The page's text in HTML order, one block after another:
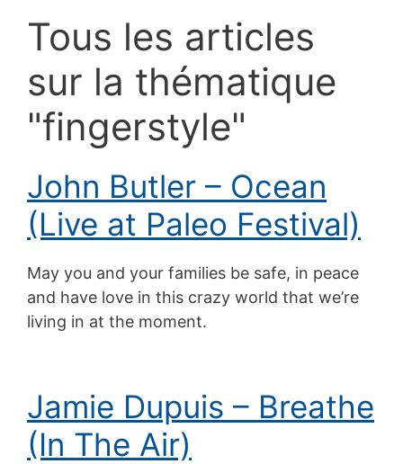
Tous les articles
sur la thématique
"fingerstyle"
John Butler – Ocean
(Live at Paleo Festival)
May you and your families be safe, in peace
and have love in this crazy world that we’re
living in at the moment.
Jamie Dupuis – Breathe
(In The Air)